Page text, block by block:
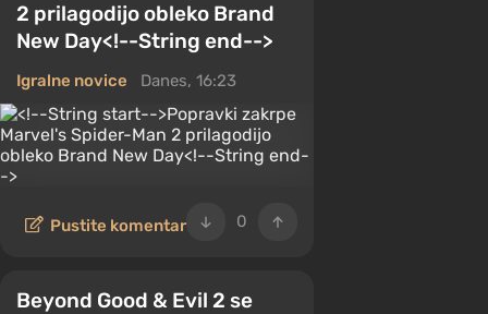
2 prilagodijo obleko Brand
New Day<!--String end-->
Igralne novice Danes, 16:23
0
Pustite komentar
Beyond Good & Evil 2 se